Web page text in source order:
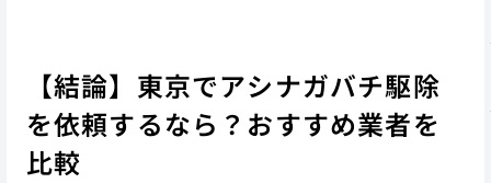
【結論】東京でアシナガバチ駆除
を依頼するなら？おすすめ業者を
比較